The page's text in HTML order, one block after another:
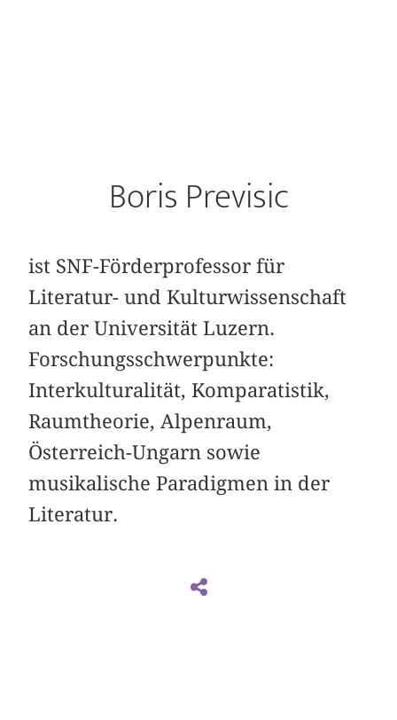
Boris Previsic
ist SNF-Förderprofessor für
Literatur- und Kulturwissenschaft
an der Universität Luzern.
Forschungsschwerpunkte:
Interkulturalität, Komparatistik,
Raumtheorie, Alpenraum,
Österreich-Ungarn sowie
musikalische Paradigmen in der
Literatur.